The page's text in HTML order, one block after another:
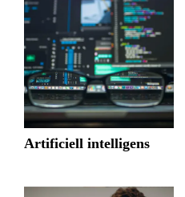
Artificiell intelligens